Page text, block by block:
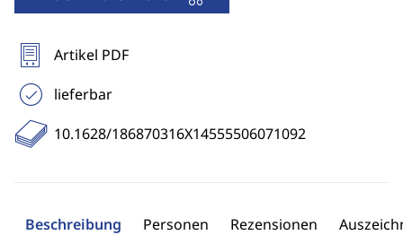
Artikel PDF
lieferbar
10.1628/186870316X14555506071092
Beschreibung Personen Rezensionen